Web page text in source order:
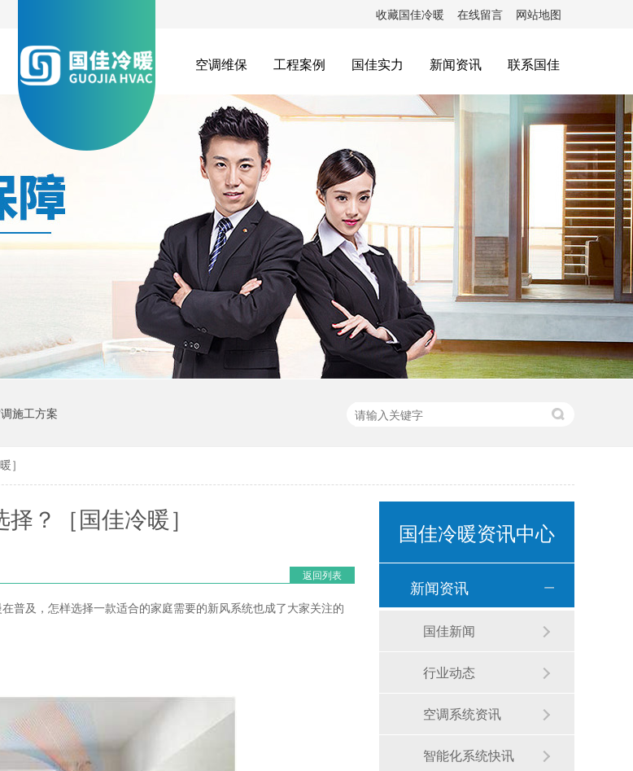
收藏国佳冷暖 在线留言 网站地图
空调维保 工程案例 国佳实力 新闻资讯 联系国佳
施工方案
］
？［国佳冷暖］
返回列表
普及，怎样选择一款适合的家庭需要的新风系统也成了大家关注的
国佳冷暖资讯中心
新闻资讯
国佳新闻
行业动态
空调系统资讯
智能化系统快讯